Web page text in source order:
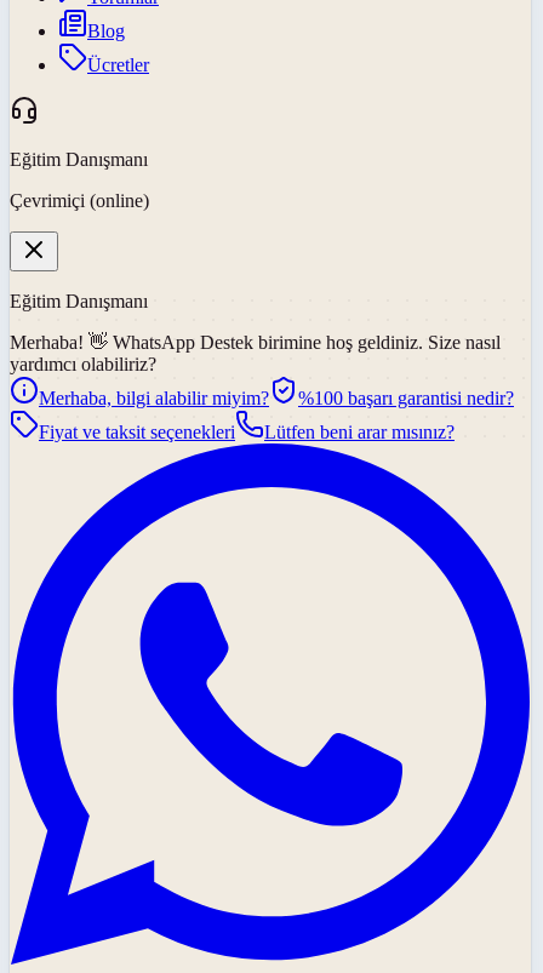
Blog
Ücretler
Eğitim Danışmanı
Çevrimiçi (online)
Eğitim Danışmanı
Merhaba! 👋 WhatsApp Destek birimine hoş geldiniz. Size nasıl
yardımcı olabiliriz?
Merhaba, bilgi alabilir miyim?
%100 başarı garantisi nedir?
Fiyat ve taksit seçenekleri
Lütfen beni arar mısınız?